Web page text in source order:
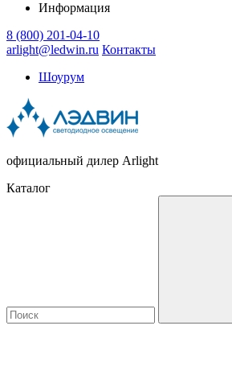
Информация
8 (800) 201-04-10
arlight@ledwin.ru Контакты
Шоурум
официальный дилер Arlight
Каталог